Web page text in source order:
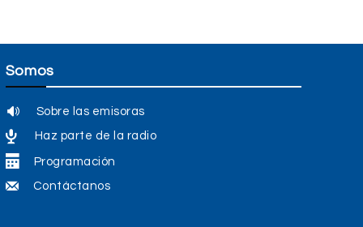
Somos
Sobre las emisoras
Haz parte de la radio
Programación
Contáctanos